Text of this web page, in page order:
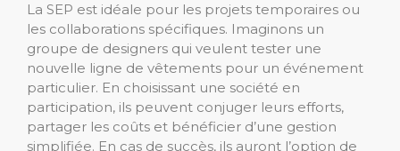
La SEP est idéale pour les projets temporaires ou
les collaborations spécifiques. Imaginons un
groupe de designers qui veulent tester une
nouvelle ligne de vêtements pour un événement
particulier. En choisissant une société en
participation, ils peuvent conjuger leurs efforts,
partager les coûts et bénéficier d’une gestion
simplifiée. En cas de succès, ils auront l’option de